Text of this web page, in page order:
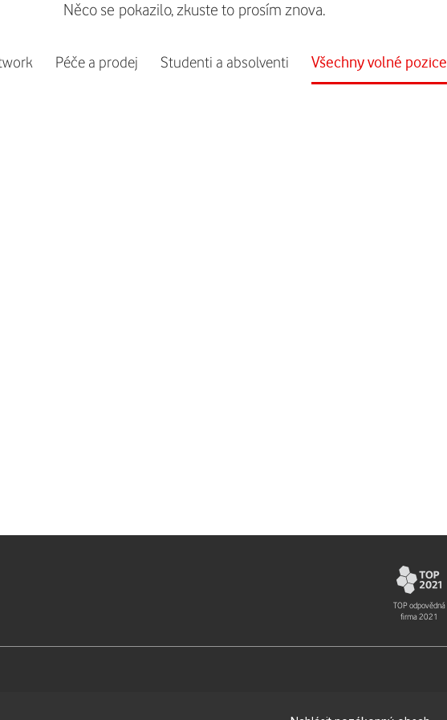
Péče a prodej Studenti a absolventi Všechny volné pozice
Něco se pokazilo, zkuste to prosím znova.
TOP odpovědná
firma 2021